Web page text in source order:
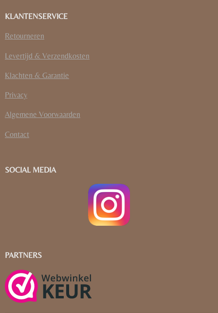
KLANTENSERVICE
Retourneren
Levertijd & Verzendkosten
Klachten & Garantie
Privacy
Algemene Voorwaarden
Contact
SOCIAL MEDIA
PARTNERS